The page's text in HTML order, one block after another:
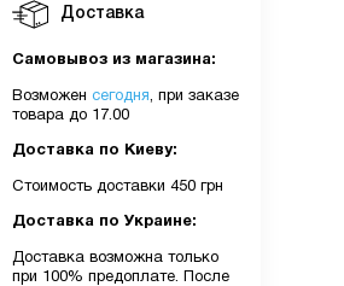
Доставка
Самовывоз из магазина:
Возможен сегодня, при заказе
товара до 17.00
Доставка по Киеву:
Стоимость доставки 450 грн
Доставка по Украине:
Доставка возможна только
при 100% предоплате. После